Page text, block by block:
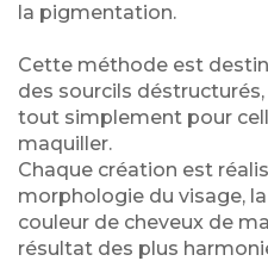
la pigmentation.
Cette méthode est
des sourcils
tout simplement pour
maquiller.
Chaque création est
morphologie du visage,
couleur de cheveux de
résultat des plus